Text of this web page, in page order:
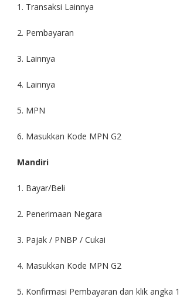
1. Transaksi Lainnya
2. Pembayaran
3. Lainnya
4. Lainnya
5. MPN
6. Masukkan Kode MPN G2
Mandiri
1. Bayar/Beli
2. Penerimaan Negara
3. Pajak / PNBP / Cukai
4. Masukkan Kode MPN G2
5. Konfirmasi Pembayaran dan klik angka 1